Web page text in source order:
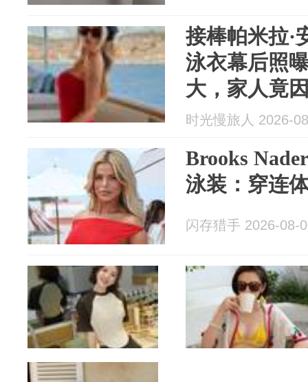
接棒帕米拉·
泳衣幕后照
大，家人竟
时光慢旅人 2026-
Brooks
泳装：穿连
闪存猎手 2026-08-